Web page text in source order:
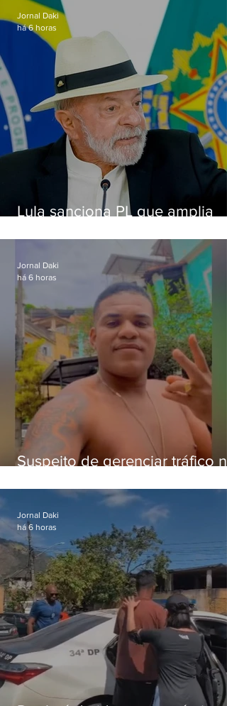
Lula sanciona PL que amplia
crianças
Jornal Daki
há 6 horas
Suspeito de gerenciar tráfico na
foragido
Jornal Daki
há 6 horas
Jornal Daki
há 6 horas